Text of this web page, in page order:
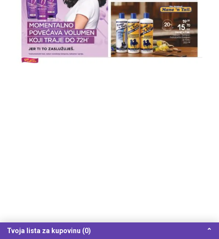
Tvoja lista za kupovinu (0) ⌃